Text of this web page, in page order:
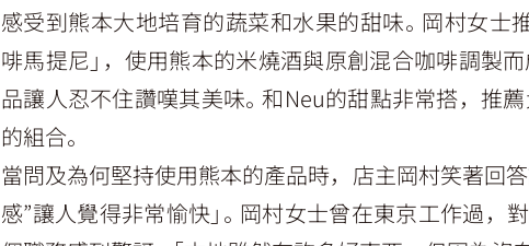
感受到熊本大地培育的蔬菜和水果的甜味。岡村女士
啡馬提尼」，使用熊本的米燒酒與原創混合咖啡調製
品讓人忍不住讚嘆其美味。和Neu的甜點非常搭，推
的組合。
當問及為何堅持使用熊本的產品時，店主岡村笑著回答
感”讓人覺得非常愉快」。岡村女士曾在東京工作過，